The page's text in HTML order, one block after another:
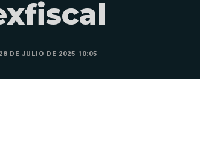
28 DE JULIO DE 2025 10:05